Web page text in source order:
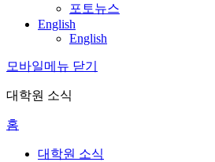
포토뉴스
English
English
모바일메뉴 닫기
대학원 소식
홈
대학원 소식